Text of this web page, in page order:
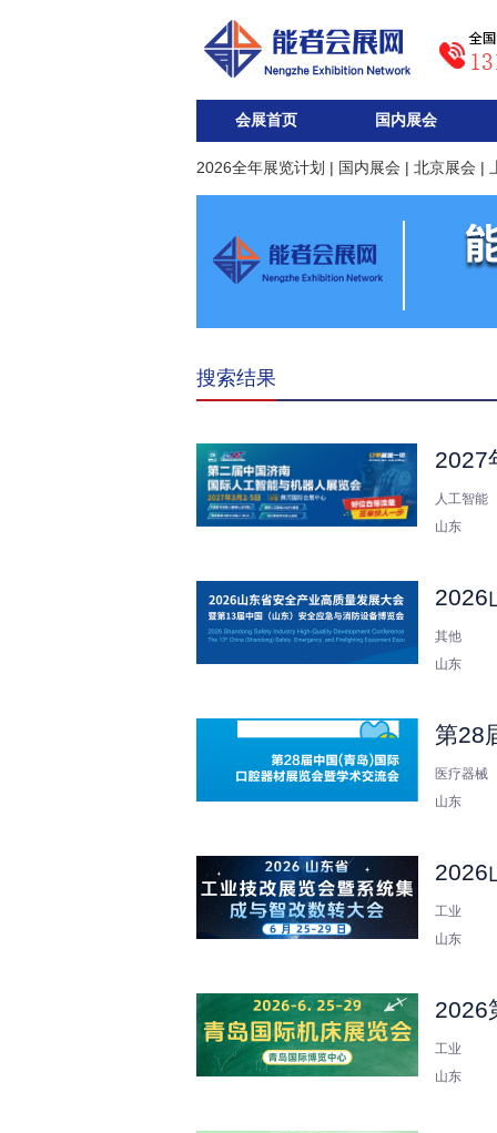
会展首页 国内展会
2026全年展览计划 | 国内展会 | 北京展会 |
搜索结果
2027
人工智能
山东
2026
其他
山东
第28
医疗器械
山东
2026
工业
山东
2026
工业
山东